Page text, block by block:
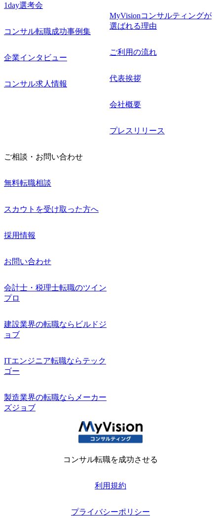
1day選考会
コンサル転職成功事例集
企業インタビュー
コンサル求人情報
MyVisionコンサルティングが
選ばれる理由
ご利用の流れ
代表挨拶
会社概要
プレスリリース
ご相談・お問い合わせ
無料転職相談
スカウトを受け取った方へ
採用情報
お問い合わせ
会計士・税理士転職のツイン
プロ
建設業界の転職ならビルドジ
ョブ
ITエンジニア転職ならテック
ゴー
製造業界の転職ならメーカー
ズジョブ
コンサル転職を成功させる
利用規約
プライバシーポリシー